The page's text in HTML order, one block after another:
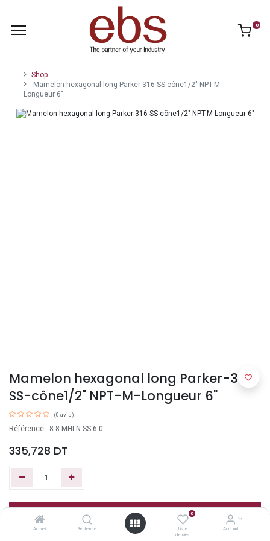
Accueil Recherche
0
Liste
d'envies
Account
0
Shop
Mamelon hexagonal long Parker-316 SS-cône1/2" NPT-M-
Longueur 6"
Mamelon hexagonal long Parker-316
SS-cône1/2" NPT-M-Longueur 6"
(0 avis)
Référence : 8-8 MHLN-SS 6.0
335,728 DT
Ajouter au panier